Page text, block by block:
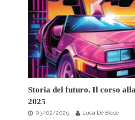
Storia del futuro. Il corso
2025
03/02/2025 Luca De Biase